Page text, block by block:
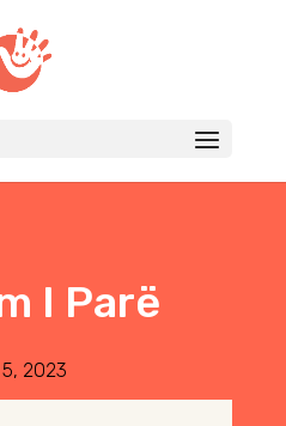
I Parë
5, 2023